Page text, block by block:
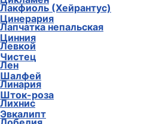
Цинерария
Цинния
Чистец
Шалфей
Шток-роза
Эвкалипт
Лакфиоль (Хейрантус)
Лапчатка непальская
Левкой
Лен
Линария
Лихнис